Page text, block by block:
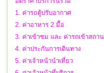
1. ค่ารถตู้ปรับอากาศ
2. ค่าอาหาร 2 มื้อ
3. ค่าเข้าชม และ ค่ารถเข้าสถา
4. ค่าประกันการเดินทาง
5. ค่าเจ้าหน้านำเที่ยว